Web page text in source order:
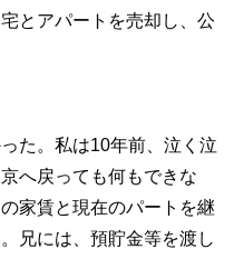
とアパートを売却し、公
た。私は10年前、泣く泣
へ戻っても何もできな
家賃と現在のパートを継
兄には、預貯金等を渡し